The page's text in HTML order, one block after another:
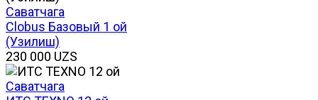
Саватчага
Clobus Базовый 1 ой
(Узилиш)
230 000 UZS
Саватчага